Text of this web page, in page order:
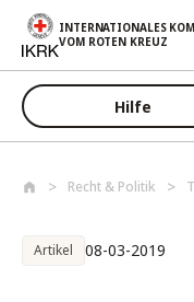
Direkt zum Inhalt
INTERNATIONALES
VOM ROTEN KREUZ
Hilfe
Recht & Politik
Artikel 08-03-2019